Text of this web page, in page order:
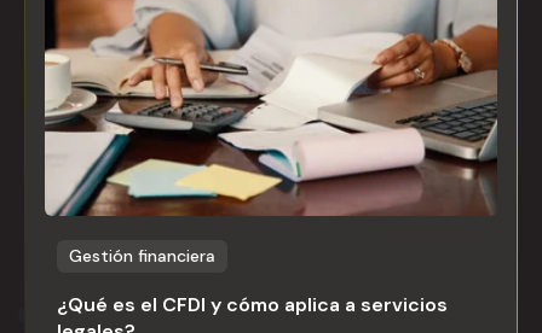
Gestión financiera
¿Qué es el CFDI y cómo aplica a servicios